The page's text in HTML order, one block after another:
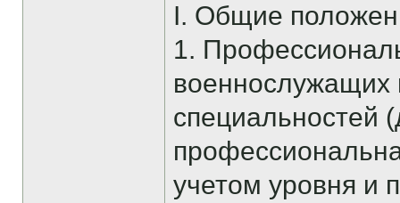
I. Общие
1.
военнослужащих
специальностей
учетом уровня и